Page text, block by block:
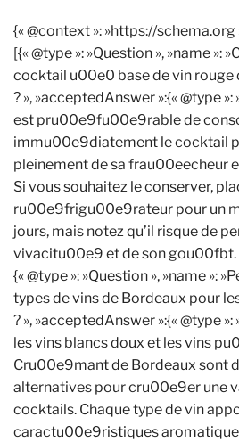
{« @context »: »https://schema.org
[{« @type »: »Question », »name »:
cocktail u00e0 base de vin rouge
? », »acceptedAnswer »:{« @type »:
est pru00e9fu00e9rable de
immu00e9diatement le cocktail
pleinement de sa frau00eecheur
Si vous souhaitez le conserver,
ru00e9frigu00e9rateur pour un
jours, mais notez qu’il risque de
vivacitu00e9 et de son gou00fbt.
{« @type »: »Question », »name »:
types de vins de Bordeaux pour
? », »acceptedAnswer »:{« @type »:
les vins blancs doux et les vins
Cru00e9mant de Bordeaux sont
alternatives pour cru00e9er une
cocktails. Chaque type de vin
caractu00e9ristiques